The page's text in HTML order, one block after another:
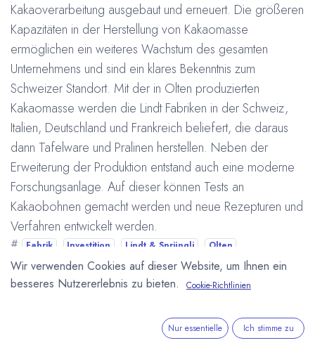
Kakaoverarbeitung ausgebaut und erneuert. Die größeren
Kapazitäten in der Herstellung von Kakaomasse
ermöglichen ein weiteres Wachstum des gesamten
Unternehmens und sind ein klares Bekenntnis zum
Schweizer Standort. Mit der in Olten produzierten
Kakaomasse werden die Lindt Fabriken in der Schweiz,
Italien, Deutschland und Frankreich beliefert, die daraus
dann Tafelware und Pralinen herstellen. Neben der
Erweiterung der Produktion entstand auch eine moderne
Forschungsanlage. Auf dieser können Tests an
Kakaobohnen gemacht werden und neue Rezepturen und
Verfahren entwickelt werden.
# Fabrik Investition Lindt & Sprüngli
Olten
Schokoladenhersteller
Schweiz
Arne Homborg 18. Juni 2019
Wir verwenden Cookies auf dieser Website, um Ihnen ein
besseres Nutzererlebnis zu bieten.
Cookie-Richtlinien
Nur essentielle Ich stimme zu